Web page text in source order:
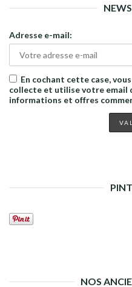
Adresse e-mail:
En cochant cette case,
collecte et utilise votre email
informations et offres
NOS